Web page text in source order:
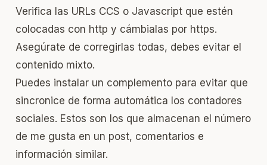
Verifica las URLs CCS o Javascript que estén
colocadas con http y cámbialas por https.
Asegúrate de corregirlas todas, debes evitar el
contenido mixto.
Puedes instalar un complemento para evitar que
sincronice de forma automática los contadores
sociales. Estos son los que almacenan el número
de me gusta en un post, comentarios e
información similar.